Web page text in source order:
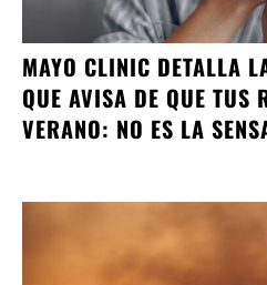
MAYO CLINIC DETALLA
QUE AVISA DE QUE TUS
VERANO: NO ES LA